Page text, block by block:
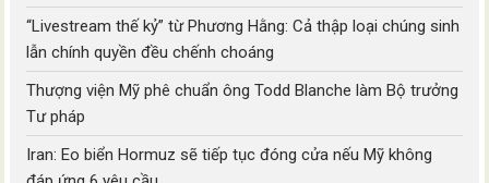
“Livestream thế kỷ” từ Phương Hằng: Cả thập loại chúng sinh
lẫn chính quyền đều chếnh choáng
Thượng viện Mỹ phê chuẩn ông Todd Blanche làm Bộ trưởng
Tư pháp
Iran: Eo biển Hormuz sẽ tiếp tục đóng cửa nếu Mỹ không